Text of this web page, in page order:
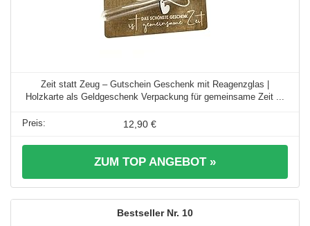
Zeit statt Zeug – Gutschein Geschenk mit Reagenzglas |
Holzkarte als Geldgeschenk Verpackung für gemeinsame Zeit ...
12,90 €
ZUM TOP ANGEBOT »
10